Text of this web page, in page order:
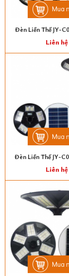
Mua
Đèn Liền Thể JY-
Liên hệ
Mua
Đèn Liền Thể JY-
Liên hệ
Mua